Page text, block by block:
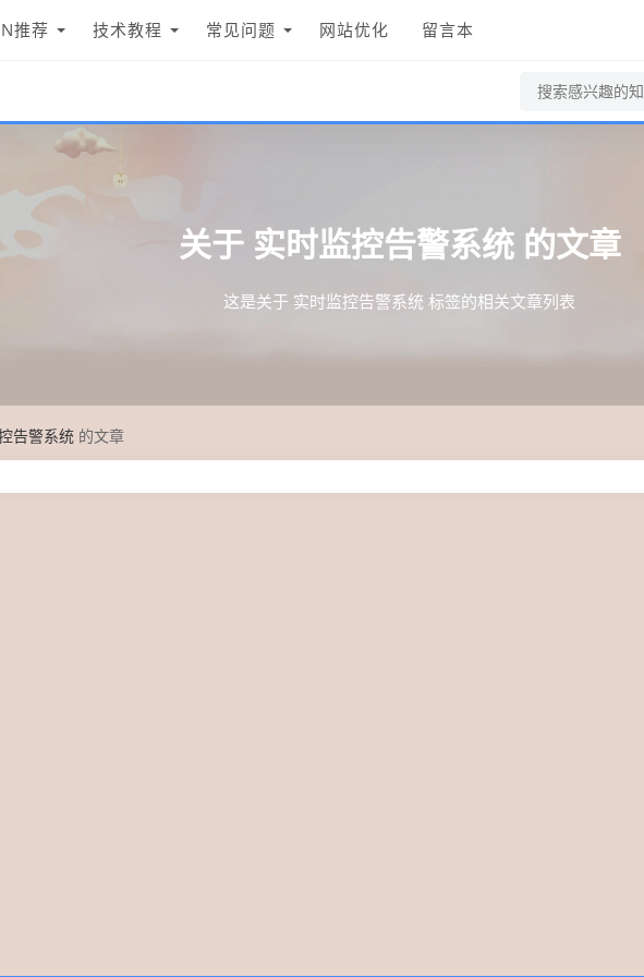
推荐 技术教程 常见问题 网站优化 留言本
关于 实时监控告警系统 的文章
这是关于 实时监控告警系统 标签的相关文章列表
告警系统 的文章